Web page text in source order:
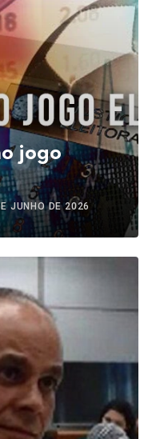
jogo
JUNHO DE 2026